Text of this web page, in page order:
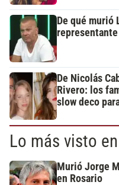
De qué murió
De Nicolás
Rivero: los
slow deco
Lo más visto
Murió Jorge
en Rosario